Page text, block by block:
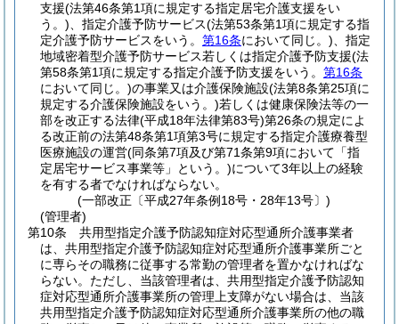
支援(法第46条第1項に規定する指定居宅介護支援をい
う。) 、指定介護予防サービス(法第53条第1項に規定する指
定介護予防サービスをいう。 第16条において同じ。) 、指定
地域密着型介護予防サービス若しくは指定介護予防支援(法
第58条第1項に規定する指定介護予防支援をいう。 第16条
において同じ。)の事業又は介護保険施設(法第8条第25項に
規定する介護保険施設をいう。)若しくは健康保険法等の一
部を改正する法律(平成18年法律第83号)第26条の規定によ
る改正前の法第48条第1項第3号に規定する指定介護療養型
医療施設の運営(同条第7項及び第71条第9項において「指
定居宅サービス事業等」という。)について3年以上の経験
を有する者でなければならない。
(一部改正〔平成27年条例18号・28年13号〕)
(管理者)
第10条
共用型指定介護予防認知症対応型通所介護事業者
は、共用型指定介護予防認知症対応型通所介護事業所ごと
に専らその職務に従事する常勤の管理者を置かなければな
らない。 ただし、当該管理者は、共用型指定介護予防認知
症対応型通所介護事業所の管理上支障がない場合は、当該
共用型指定介護予防認知症対応型通所介護事業所の他の職